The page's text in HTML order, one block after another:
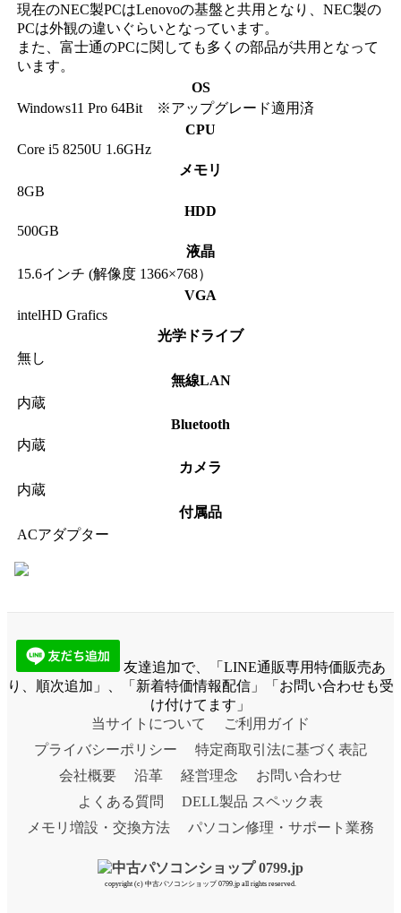
現在のNEC製PCはLenovoの基盤と共用となり、NEC製の
PCは外観の違いぐらいとなっています。
また、富士通のPCに関しても多くの部品が共用となって
います。
OS
Windows11 Pro 64Bit ※アップグレード適用済
CPU
Core i5 8250U 1.6GHz
メモリ
8GB
HDD
500GB
液晶
15.6インチ (解像度 1366×768）
VGA
intelHD Grafics
光学ドライブ
無し
無線LAN
内蔵
Bluetooth
内蔵
カメラ
内蔵
付属品
ACアダプター
友達追加で、「LINE通販専用特価販売あ
り、順次追加」、「新着特価情報配信」「お問い合わせも受
け付けてます」
当サイトについて
ご利用ガイド
プライバシーポリシー
特定商取引法に基づく表記
会社概要
沿革 経営理念
お問い合わせ
よくある質問
DELL製品 スペック表
メモリ増設・交換方法
パソコン修理・サポート業務
copyright (c) 中古パソコンショップ 0799.jp all rights reserved.